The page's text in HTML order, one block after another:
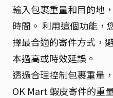
輸入包裹重量和目的地
時間。 利用這個功能，
擇最合適的寄件方式，
本過高或時效延誤。
透過合理控制包裹重量
OK Mart 蝦皮寄件的重